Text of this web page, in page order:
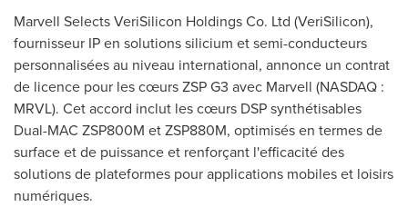
Marvell Selects VeriSilicon Holdings Co. Ltd (VeriSilicon),
fournisseur IP en solutions silicium et semi-conducteurs
personnalisées au niveau international, annonce un contrat
de licence pour les cœurs ZSP G3 avec Marvell (NASDAQ :
MRVL). Cet accord inclut les cœurs DSP synthétisables
Dual-MAC ZSP800M et ZSP880M, optimisés en termes de
surface et de puissance et renforçant l'efficacité des
solutions de plateformes pour applications mobiles et loisirs
numériques.